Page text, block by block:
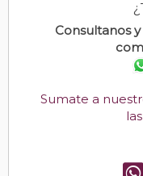
Consultanos
Sumate a